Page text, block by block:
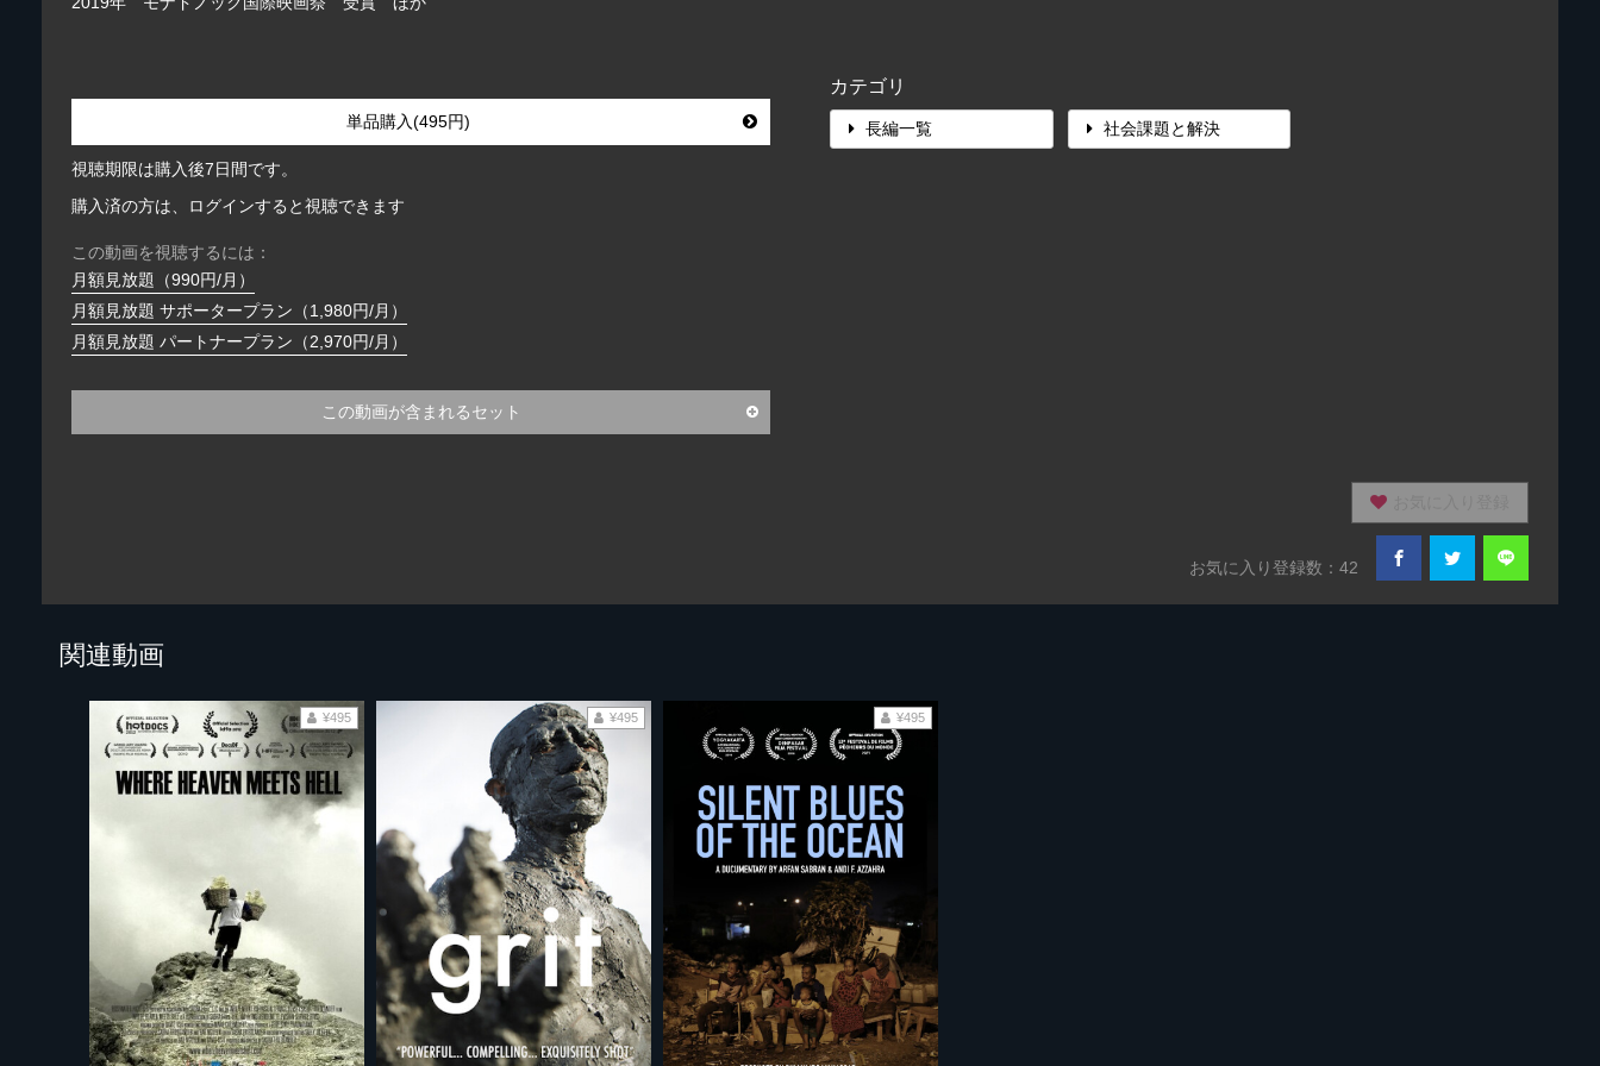
単品購入(495円)
視聴期限は購入後7日間です。
購入済の方は、ログインすると視聴できます
この動画を視聴するには：
月額見放題（990円/月）
月額見放題 サポータープラン（1,980円/月）
月額見放題 パートナープラン（2,970円/月）
この動画が含まれるセット
カテゴリ
長編一覧 社会課題と解決
お気に入り登録数：42
関連動画
¥495 ¥495 ¥495